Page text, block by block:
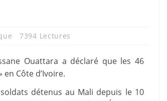
7394 Lectures
Ouattara a déclaré que les 46
Côte d’Ivoire.
détenus au Mali depuis le 10